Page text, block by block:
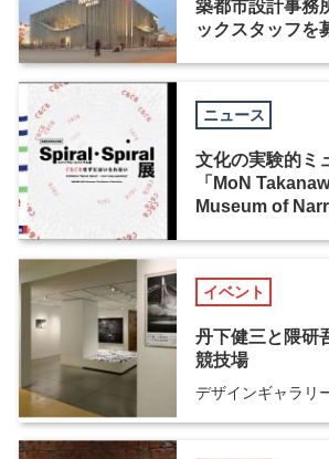
築都市設計事務
ックスタッフを
ニュース
文化の実験的ミ
「MoN
Museum of
イベント
丹下健三と隈
競技場
デザインギャラリ